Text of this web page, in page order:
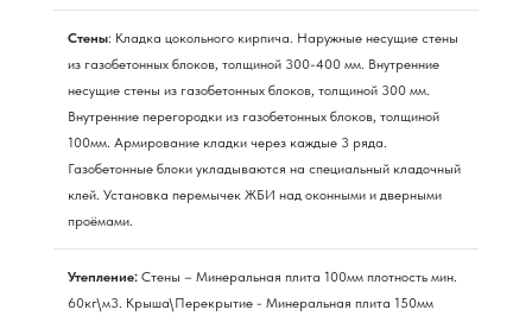
Стены: Кладка цокольного кирпича. Наружные несущие стены
из газобетонных блоков, толщиной 300-400 мм. Внутренние
несущие стены из газобетонных блоков, толщиной 300 мм.
Внутренние перегородки из газобетонных блоков, толщиной
100мм. Армирование кладки через каждые 3 ряда.
Газобетонные блоки укладываются на специальный кладочный
клей. Установка перемычек ЖБИ над оконными и дверными
проёмами.
Утепление: Стены – Минеральная плита 100мм плотность мин.
60кг\м3. Крыша\Перекрытие - Минеральная плита 150мм